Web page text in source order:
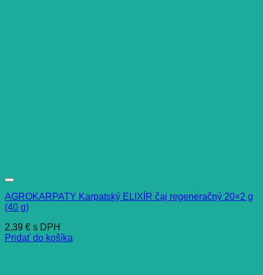
AGROKARPATY Karpatský ELIXÍR čaj regeneračný 20×2 g
(40 g)
2,39 € s DPH
Pridať do košíka